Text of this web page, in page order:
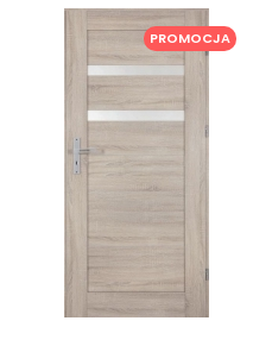
PROMOCJA